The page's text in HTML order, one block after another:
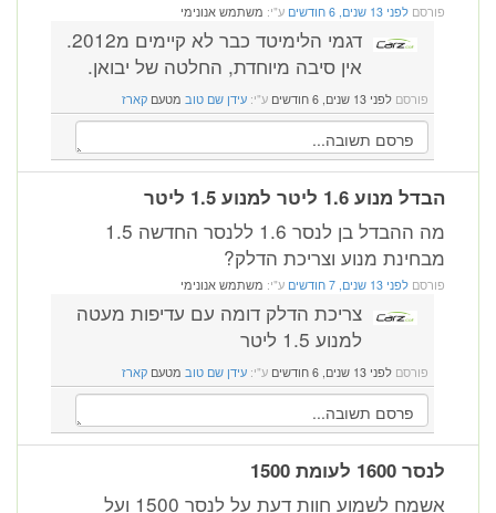
פורסם לפני 13 שנים, 6 חודשים ע"י: משתמש אנונימי
דגמי הלימיטד כבר לא קיימים מ2012.
אין סיבה מיוחדת, החלטה של יבואן.
פורסם לפני 13 שנים, 6 חודשים ע"י: עידן שם טוב מטעם קארז
הבדל מנוע 1.6 ליטר למנוע 1.5 ליטר
מה ההבדל בן לנסר 1.6 ללנסר החדשה 1.5
מבחינת מנוע וצריכת הדלק?
פורסם לפני 13 שנים, 7 חודשים ע"י: משתמש אנונימי
צריכת הדלק דומה עם עדיפות מעטה
למנוע 1.5 ליטר
פורסם לפני 13 שנים, 6 חודשים ע"י: עידן שם טוב מטעם קארז
לנסר 1600 לעומת 1500
אשמח לשמוע חוות דעת על לנסר 1500 ועל